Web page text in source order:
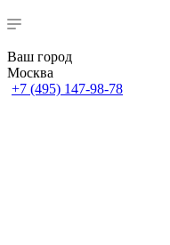
Ваш город
Москва
+7 (495) 147-98-78